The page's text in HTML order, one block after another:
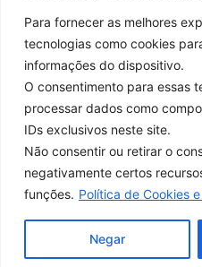
Para fornecer as melhores
tecnologias como cookies
informações do dispositivo.
O consentimento para essas
processar dados como
IDs exclusivos neste site.
Não consentir ou retirar o
negativamente certos
funções. Política de Cookies
Negar
© 1997-2022, GRUPO ROBERTO
conteúdo em qualquer meio de
Desenvolvido